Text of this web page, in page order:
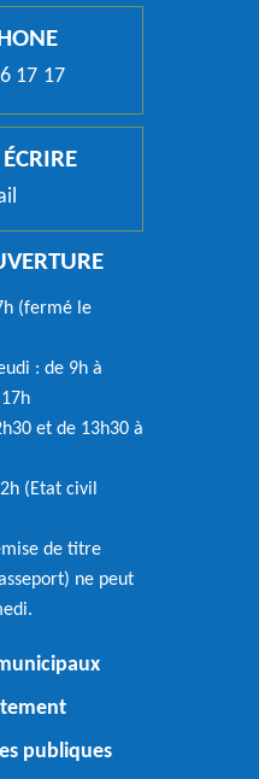
17 17
(fermé le
: de 9h à
et de 13h30 à
(Etat civil
de titre
ne peut
publiques